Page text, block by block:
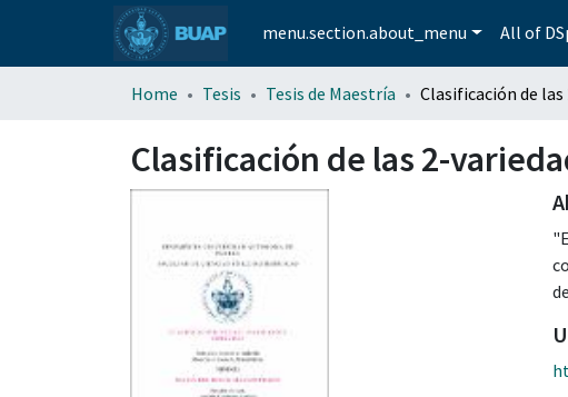
menu.section.about_menu All of
Home Tesis Tesis de Maestría
Clasificación de las 2-